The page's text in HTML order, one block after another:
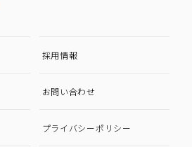
採用情報
お問い合わせ
プライバシーポリシー